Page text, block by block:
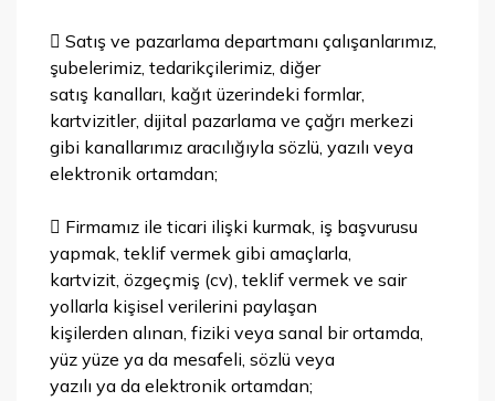
 Satış ve pazarlama departmanı çalışanlarımız,
şubelerimiz, tedarikçilerimiz, diğer
satış kanalları, kağıt üzerindeki formlar,
kartvizitler, dijital pazarlama ve çağrı merkezi
gibi kanallarımız aracılığıyla sözlü, yazılı veya
elektronik ortamdan;
 Firmamız ile ticari ilişki kurmak, iş başvurusu
yapmak, teklif vermek gibi amaçlarla,
kartvizit, özgeçmiş (cv), teklif vermek ve sair
yollarla kişisel verilerini paylaşan
kişilerden alınan, fiziki veya sanal bir ortamda,
yüz yüze ya da mesafeli, sözlü veya
yazılı ya da elektronik ortamdan;